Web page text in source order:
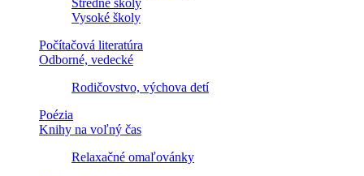
Stredné školy
Vysoké školy
Počítačová literatúra
Odborné, vedecké
Rodičovstvo, výchova detí
Poézia
Knihy na voľný čas
Relaxačné omaľovánky